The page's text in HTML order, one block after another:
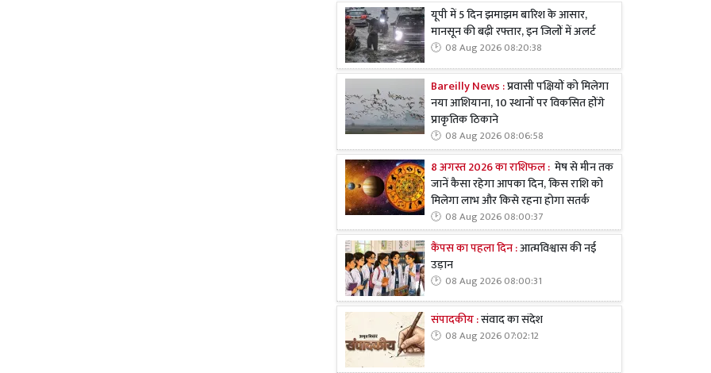
यूपी में 5 दिन झमाझम बारिश के आसार,
मानसून की बढ़ी रफ्तार, इन जिलों में अलर्ट
08 Aug 2026 08:20:38
Bareilly News :प्रवासी पक्षियों को मिलेगा
नया आशियाना, 10 स्थानों पर विकसित होंगे
प्राकृतिक ठिकाने
08 Aug 2026 08:06:58
8 अगस्त 2026 का राशिफल : मेष से मीन तक
जानें कैसा रहेगा आपका दिन, किस राशि को
मिलेगा लाभ और किसे रहना होगा सतर्क
08 Aug 2026 08:00:37
कैंपस का पहला दिन :आत्मविश्वास की नई
उड़ान
08 Aug 2026 08:00:31
संपादकीय :संवाद का संदेश
08 Aug 2026 07:02:12